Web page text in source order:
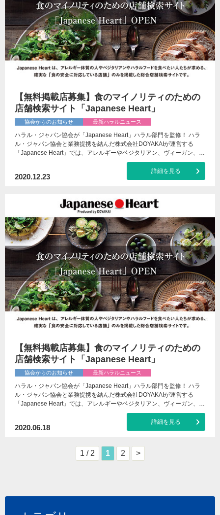
【無料掲載店募集】食のマイノリティのための
店舗検索サイト「Japanese Heart」
協会からのお知らせ 最新ハラルニュース
ハラル・ジャパン協会が「Japanese Heart」ハラル部門を監修！ ハラ
ル・ジャパン協会と業務提携を結んだ株式会社DOYAKAIが運営する
「Japanese Heart」では、アレルギーやベジタリアン、ヴィーガン、…
2020.12.23
詳細を見る
【無料掲載店募集】食のマイノリティのための
店舗検索サイト「Japanese Heart」
協会からのお知らせ 最新ハラルニュース
ハラル・ジャパン協会が「Japanese Heart」ハラル部門を監修！ ハラ
ル・ジャパン協会と業務提携を結んだ株式会社DOYAKAIが運営する
「Japanese Heart」では、アレルギーやベジタリアン、ヴィーガン、…
2020.06.18
詳細を見る
1 / 2 1 2 >